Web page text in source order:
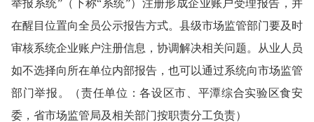
举报系统”（下称“系统”）注册形成企业账户受理报告，并
在醒目位置向全员公示报告方式。县级市场监管部门要及时
审核系统企业账户注册信息，协调解决相关问题。从业人员
如不选择向所在单位内部报告，也可以通过系统向市场监管
部门举报。（责任单位：各设区市、平潭综合实验区食安
委，省市场监管局及相关部门按职责分工负责）